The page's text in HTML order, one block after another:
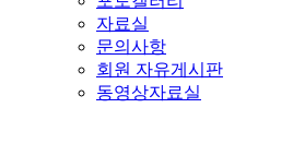
자료실
문의사항
회원 자유게시판
동영상자료실